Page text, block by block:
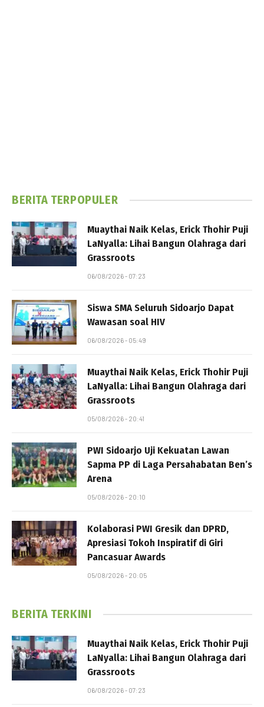
BERITA TERPOPULER
Muaythai Naik Kelas, Erick Thohir Puji
LaNyalla: Lihai Bangun Olahraga dari
Grassroots
06/08/2026 - 07:23
Siswa SMA Seluruh Sidoarjo Dapat
Wawasan soal HIV
06/08/2026 - 05:49
Muaythai Naik Kelas, Erick Thohir Puji
LaNyalla: Lihai Bangun Olahraga dari
Grassroots
05/08/2026 - 20:41
PWI Sidoarjo Uji Kekuatan Lawan
Sapma PP di Laga Persahabatan Ben’s
Arena
05/08/2026 - 20:10
Kolaborasi PWI Gresik dan DPRD,
Apresiasi Tokoh Inspiratif di Giri
Pancasuar Awards
05/08/2026 - 20:05
BERITA TERKINI
Muaythai Naik Kelas, Erick Thohir Puji
LaNyalla: Lihai Bangun Olahraga dari
Grassroots
06/08/2026 - 07:23